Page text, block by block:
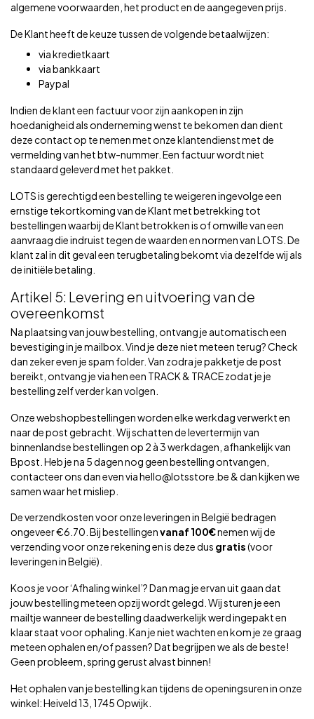
algemene voorwaarden, het product en de aangegeven prijs.
De Klant heeft de keuze tussen de volgende betaalwijzen:
via kredietkaart
via bankkaart
Paypal
Indien de klant een factuur voor zijn aankopen in zijn
hoedanigheid als onderneming wenst te bekomen dan dient
deze contact op te nemen met onze klantendienst met de
vermelding van het btw-nummer. Een factuur wordt niet
standaard geleverd met het pakket.
LOTS is gerechtigd een bestelling te weigeren ingevolge een
ernstige tekortkoming van de Klant met betrekking tot
bestellingen waarbij de Klant betrokken is of omwille van een
aanvraag die indruist tegen de waarden en normen van LOTS. De
klant zal in dit geval een terugbetaling bekomt via dezelfde wij als
de initiële betaling.
Artikel 5: Levering en uitvoering van de
overeenkomst
Na plaatsing van jouw bestelling, ontvang je automatisch een
bevestiging in je mailbox. Vind je deze niet meteen terug? Check
dan zeker even je spam folder. Van zodra je pakketje de post
bereikt, ontvang je via hen een TRACK & TRACE zodat je je
bestelling zelf verder kan volgen.
Onze webshopbestellingen worden elke werkdag verwerkt en
naar de post gebracht. Wij schatten de levertermijn van
binnenlandse bestellingen op 2 à 3 werkdagen, afhankelijk van
Bpost. Heb je na 5 dagen nog geen bestelling ontvangen,
contacteer ons dan even viahello@lotsstore.be& dan kijken we
samen waar het misliep.
De verzendkosten voor onze leveringen in België bedragen
ongeveer €6.70. Bij bestellingenvanaf 100€nemen wij de
verzending voor onze rekening en is deze dus gratis(voor
leveringen in België).
Koos je voor ‘Afhaling winkel’? Dan mag je ervan uit gaan dat
jouw bestelling meteen opzij wordt gelegd. Wij sturen je een
mailtje wanneer de bestelling daadwerkelijk werd ingepakt en
klaar staat voor ophaling. Kan je niet wachten en kom je ze graag
meteen ophalen en/of passen? Dat begrijpen we als de beste!
Geen probleem, spring gerust alvast binnen!
Het ophalen van je bestelling kan tijdens de openingsuren in onze
winkel: Heiveld 13, 1745 Opwijk.